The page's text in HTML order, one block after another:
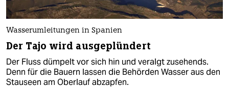
Wasserumleitungen in Spanien
Der Tajo wird ausgeplündert
Der Fluss dümpelt vor sich hin und veralgt zusehends.
Denn für die Bauern lassen die Behörden Wasser aus den
Stauseen am Oberlauf abzapfen.